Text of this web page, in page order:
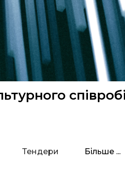
Тендери Більше ...